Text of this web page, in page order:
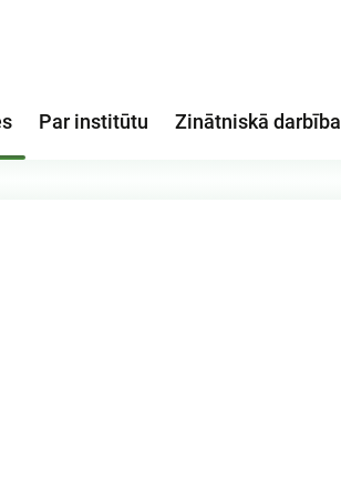
Par institūtu Zinātniskā darbība